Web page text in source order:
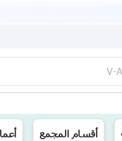
محافظات العراق
أقسام المجمع